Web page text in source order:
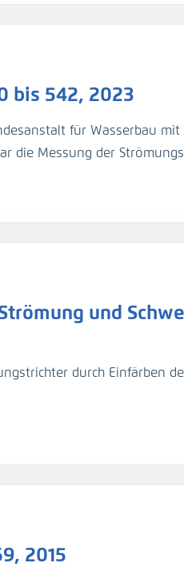
Abschnitten:
bis 542, 2023
für Wasserbau mit
die Messung der
(MHQ). Es sollten
werden. Das Messboot
und
durch Einfärben
2015